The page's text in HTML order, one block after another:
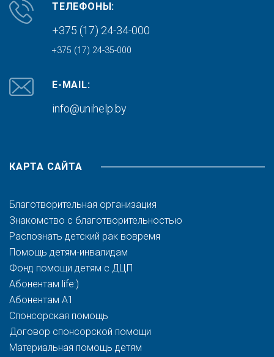
ТЕЛЕФОНЫ:
+375 (17) 24-34-000
+375 (17) 24-35-000
E-MAIL:
info@unihelp.by
КАРТА САЙТА
Благотворительная организация
Знакомство с благотворительностью
Распознать детский рак вовремя
Помощь детям-инвалидам
Фонд помощи детям с ДЦП
Абонентам life:)
Абонентам A1
Спонсорская помощь
Договор спонсорской помощи
Материальная помощь детям